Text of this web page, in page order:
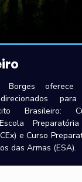
Borges oferece
Brasileiro:
e Curso
das Armas (ESA).